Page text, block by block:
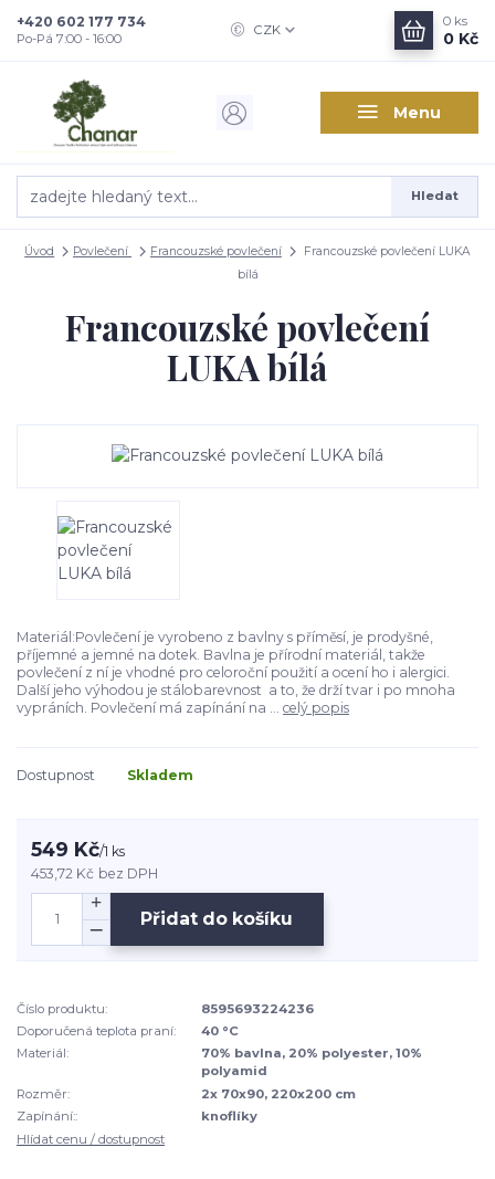
Menu
CZK
Hledat
+420 602 177 734
Po-Pá 7:00 - 16:00
0 ks
0 Kč
Úvod Povlečení Francouzské povlečení
Francouzské povlečení LUKA
bílá
Francouzské povlečení
LUKA bílá
Materiál:Povlečení je vyrobeno z bavlny s příměsí, je prodyšné,
příjemné a jemné na dotek. Bavlna je přírodní materiál, takže
povlečení z ní je vhodné pro celoroční použití a ocení ho i alergici.
Další jeho výhodou je stálobarevnost a to, že drží tvar i po mnoha
vypráních. Povlečení má zapínání na ... celý popis
Dostupnost Skladem
549 Kč/1 ks
453,72 Kč bez DPH
Přidat do košíku
Číslo produktu:
8595693224236
Doporučená teplota praní:
40 °C
Materiál:
70% bavlna, 20% polyester, 10%
polyamid
Rozměr:
2x 70x90, 220x200 cm
Zapínání::
knoflíky
Hlídat cenu / dostupnost